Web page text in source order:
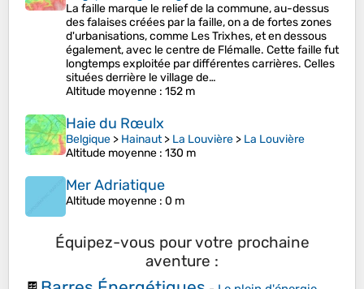
La faille marque le relief de la commune, au-dessus
des falaises créées par la faille, on a de fortes zones
d'urbanisations, comme Les Trixhes, et en dessous
également, avec le centre de Flémalle. Cette faille fut
longtemps exploitée par différentes carrières. Celles
situées derrière le village de…
Altitude moyenne : 152 m
Haie du Rœulx
Belgique > Hainaut> La Louvière > La Louvière
Altitude moyenne : 130 m
Mer Adriatique
Altitude moyenne : 0 m
Équipez-vous pour votre prochaine
aventure :